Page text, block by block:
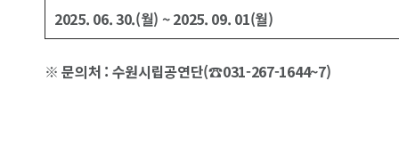
2025. 06. 30.(월) ~ 2025. 09. 01(월)
※ 문의처 : 수원시립공연단(☎031-267-1644~7)